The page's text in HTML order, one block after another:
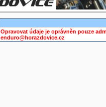
Opravovat údaje je oprávněn pouze
enduro@horazdovice.cz